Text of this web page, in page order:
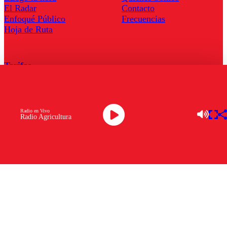
Radio Agricultura
Radio en Vivo
El Radar
Enfoqué Público
Hoja de Ruta
Contacto
Frecuencias
Tarifas
Descarga la APP